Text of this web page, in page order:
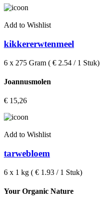
Add to Wishlist
kikkererwtenmeel
6 x 275 Gram ( € 2.54 / 1 Stuk)
Joannusmolen
€ 15,26
Add to Wishlist
tarwebloem
6 x 1 kg ( € 1.93 / 1 Stuk)
Your Organic Nature